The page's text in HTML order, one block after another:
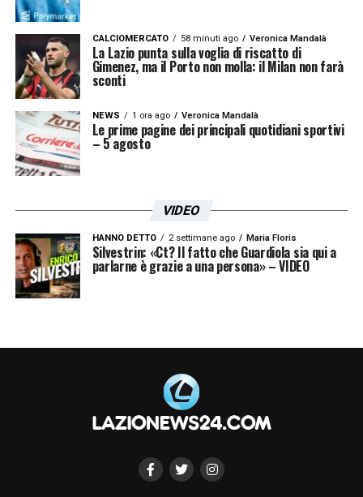
CALCIOMERCATO 58 minuti ago Veronica Mandalà
La Lazio punta sulla voglia di riscatto di
Gimenez, ma il Porto non molla: il Milan non farà
sconti
NEWS 1 ora ago Veronica Mandalà
Le prime pagine dei principali quotidiani sportivi
– 5 agosto
VIDEO
HANNO DETTO 2 settimane ago Maria Floris
Silvestrin: «Ct? Il fatto che Guardiola sia qui a
parlarne è grazie a una persona» – VIDEO